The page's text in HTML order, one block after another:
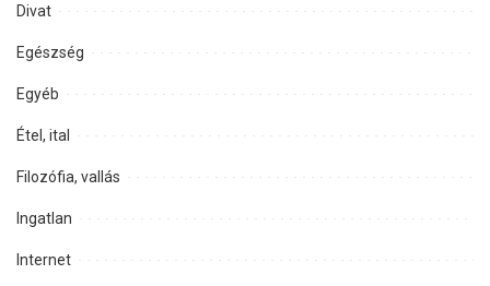
Divat
Egészség
Egyéb
Étel, ital
Filozófia, vallás
Ingatlan
Internet